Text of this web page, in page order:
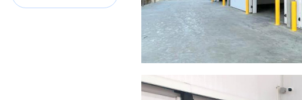
Стеновые сэндвич-панели с PIR
2022 КАЗАХСТАН, НУР-СУЛТАН